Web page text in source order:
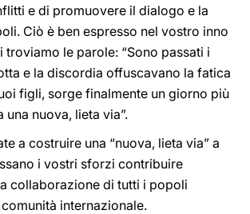
e di promuovere il dialogo e la
Ciò è ben espresso nel vostro inno
troviamo le parole: “Sono passati i
e la discordia offuscavano la fatica
figli, sorge finalmente un giorno più
una nuova, lieta via”.
a costruire una “nuova, lieta via” a
i vostri sforzi contribuire
collaborazione di tutti i popoli
internazionale.